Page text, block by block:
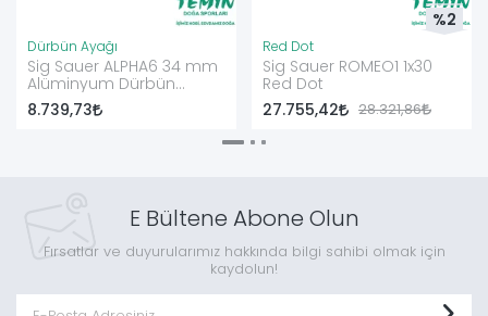
Dürbün Ayağı
Sig Sauer ALPHA6 34 mm
Alüminyum Dürbün
Halkası - Extra High
8.739,73
Red Dot
Sig Sauer ROMEO1 1x30
Red Dot
27.755,42
28.321,86
%2
E Bültene Abone Olun
Fırsatlar ve duyurularımız hakkında bilgi sahibi olmak için
kaydolun!